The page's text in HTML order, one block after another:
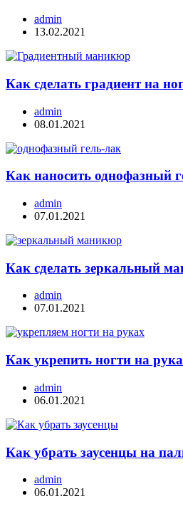
admin
13.02.2021
Как сделать градиент на
admin
08.01.2021
Как наносить однофазный
admin
07.01.2021
Как сделать зеркальный
admin
07.01.2021
Как укрепить ногти на
admin
06.01.2021
Как убрать заусенцы на
admin
06.01.2021